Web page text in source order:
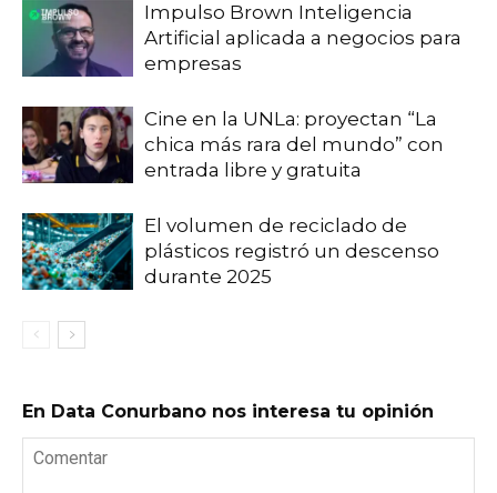
Impulso Brown Inteligencia
Artificial aplicada a negocios para
empresas
Cine en la UNLa: proyectan “La
chica más rara del mundo” con
entrada libre y gratuita
El volumen de reciclado de
plásticos registró un descenso
durante 2025
En Data Conurbano nos interesa tu opinión